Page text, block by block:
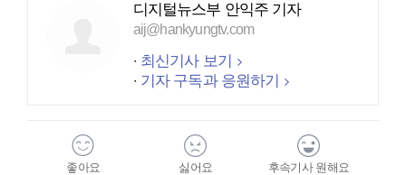
디지털뉴스부 안익주 기자
aij@hankyungtv.com
최신기사 보기
기자 구독과 응원하기
좋아요
싫어요
후속기사 원해요